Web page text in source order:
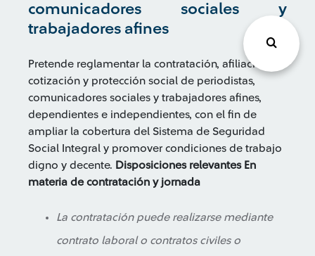
comunicadores sociales y
trabajadores afines
Pretende reglamentar la contratación, afiliación,
cotización y protección social de periodistas,
comunicadores sociales y trabajadores afines,
dependientes e independientes, con el fin de
ampliar la cobertura del Sistema de Seguridad
Social Integral y promover condiciones de trabajo
digno y decente. Disposiciones relevantes En
materia de contratación y jornada
La contratación puede realizarse mediante
contrato laboral o contratos civiles o